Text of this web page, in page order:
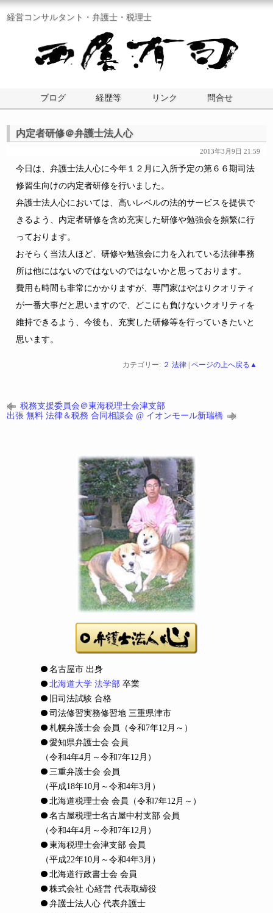
経営コンサルタント・弁護士・税理士
ブログ 経歴等 リンク 問合せ
内定者研修＠弁護士法人心
2013年3月9日 21:59
今日は、弁護士法人心に今年１２月に入所予定の第６６期司法
修習生向けの内定者研修を行いました。
弁護士法人心においては、高いレベルの法的サービスを提供で
きるよう、内定者研修を含め充実した研修や勉強会を頻繁に行
っております。
おそらく当法人ほど、研修や勉強会に力を入れている法律事務
所は他にはないのではないのではないかと思っております。
費用も時間も非常にかかりますが、専門家はやはりクオリティ
が一番大事だと思いますので、どこにも負けないクオリティを
維持できるよう、今後も、充実した研修等を行っていきたいと
思います。
カテゴリー: ２ 法律| ページの上へ戻る▲
税務支援委員会＠東海税理士会津支部
出張 無料 法律＆税務 合同相談会 @ イオンモール新瑞橋
名古屋市 出身
北海道大学 法学部 卒業
旧司法試験 合格
司法修習実務修習地 三重県津市
札幌弁護士会 会員
（令和7年12月～）
愛知県弁護士会 会員
（令和4年4月～令和7年12月）
三重弁護士会 会員
（平成18年10月～令和4年3月）
北海道税理士会 会員
（令和7年12月～）
名古屋税理士名古屋中村支部 会員
（令和4年4月～令和7年12月）
東海税理士会津支部 会員
（平成22年10月～令和4年3月）
北海道行政書士会 会員
株式会社 心経営 代表取締役
弁護士法人心 代表弁護士